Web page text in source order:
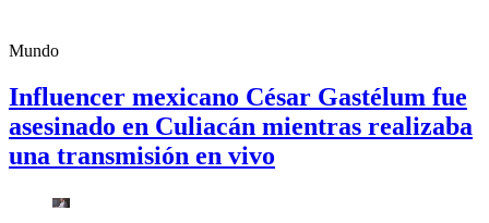
Mundo
Influencer mexicano César Gastélum fue
asesinado en Culiacán mientras realizaba
una transmisión en vivo